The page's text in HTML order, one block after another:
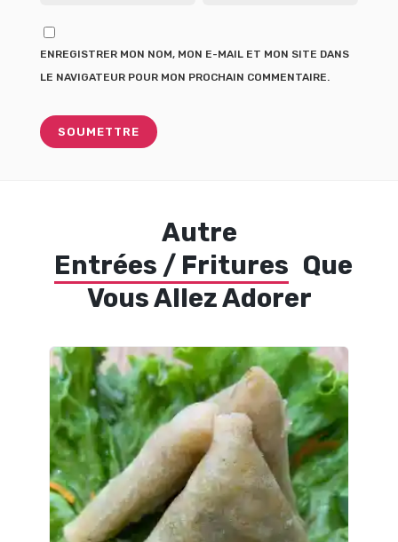
ENREGISTRER MON NOM, MON E-MAIL ET MON SITE DANS
LE NAVIGATEUR POUR MON PROCHAIN COMMENTAIRE.
Autre
Entrées / Fritures Que
Vous Allez Adorer